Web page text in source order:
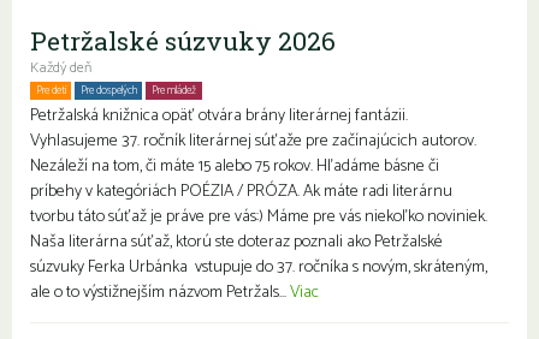
Petržalské súzvuky 2026
Každý deň
Pre deti Pre dospelých Pre mládež
Petržalská knižnica opäť otvára brány literárnej fantázii.
Vyhlasujeme 37. ročník literárnej súťaže pre začínajúcich autorov.
Nezáleží na tom, či máte 15 alebo 75 rokov. Hľadáme básne či
príbehy v kategóriách POÉZIA / PRÓZA. Ak máte radi literárnu
tvorbu táto súťaž je práve pre vás:) Máme pre vás niekoľko noviniek.
Naša literárna súťaž, ktorú ste doteraz poznali ako Petržalské
súzvuky Ferka Urbánka vstupuje do 37. ročníka s novým, skráteným,
ale o to výstižnejším názvom Petržals...Viac